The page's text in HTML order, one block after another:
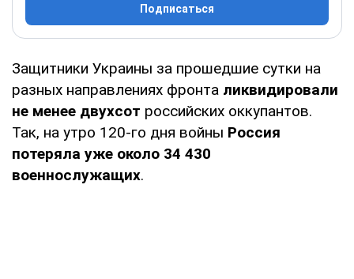
Подписаться
Защитники Украины за прошедшие сутки на
разных направлениях фронта ликвидировали
не менее двухсот российских оккупантов.
Так, на утро 120-го дня войны Россия
потеряла уже около 34 430
военнослужащих.